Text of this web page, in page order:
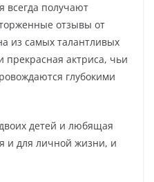
всегда получают
отзывы от
из самых талантливых
прекрасная актриса, чьи
глубокими
детей и любящая
и для личной жизни, и